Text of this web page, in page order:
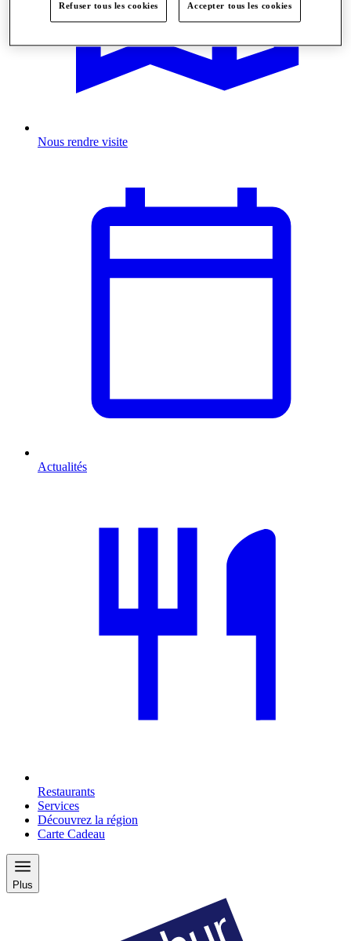
Nous rendre visite
Actualités
Restaurants
Services
Découvrez la région
Carte Cadeau
Plus
Refuser tous les cookies Accepter tous les cookies